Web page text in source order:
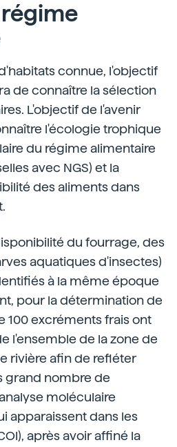
connue, l'objectif
de connaître la sélection
L'objectif de l'avenir
l'écologie trophique
du régime alimentaire
avec NGS) et la
des aliments dans
du fourrage, des
aquatiques d'insectes)
à la même époque
pour la détermination de
100 excréments frais ont
l'ensemble de la zone de
rivière afin de refléter
grand nombre de
moléculaire
apparaissent dans les
après avoir affiné la